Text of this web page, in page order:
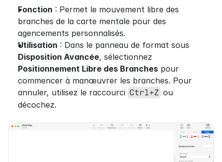
Fonction : Permet le mouvement libre des
branches de la carte mentale pour des
agencements personnalisés.
Utilisation
Disposition Avancée
Positionnement Libre des Branches pour
commencer à manœuvrer les branches. Pour
annuler, utilisez le raccourci Ctrl+Z ou
décochez.